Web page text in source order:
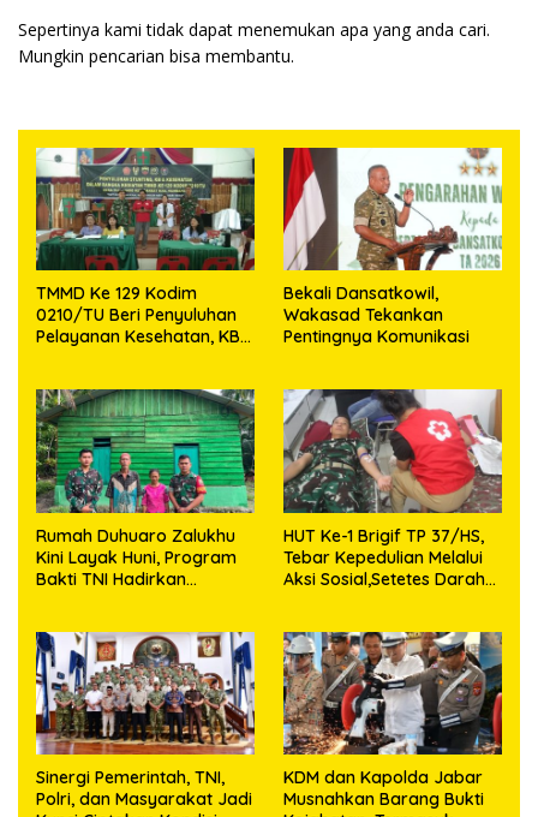
Sepertinya kami tidak dapat menemukan apa yang anda cari.
Mungkin pencarian bisa membantu.
TMMD Ke 129 Kodim
0210/TU Beri Penyuluhan
Pelayanan Kesehatan, KB
Bekali Dansatkowil,
Wakasad Tekankan
Pentingnya Komunikasi
Rumah Duhuaro Zalukhu
Kini Layak Huni, Program
Bakti TNI Hadirkan
HUT Ke-1 Brigif TP 37/HS,
Tebar Kepedulian Melalui
Aksi Sosial,Setetes Darah
Sinergi Pemerintah, TNI,
Polri, dan Masyarakat Jadi
KDM dan Kapolda Jabar
Musnahkan Barang Bukti